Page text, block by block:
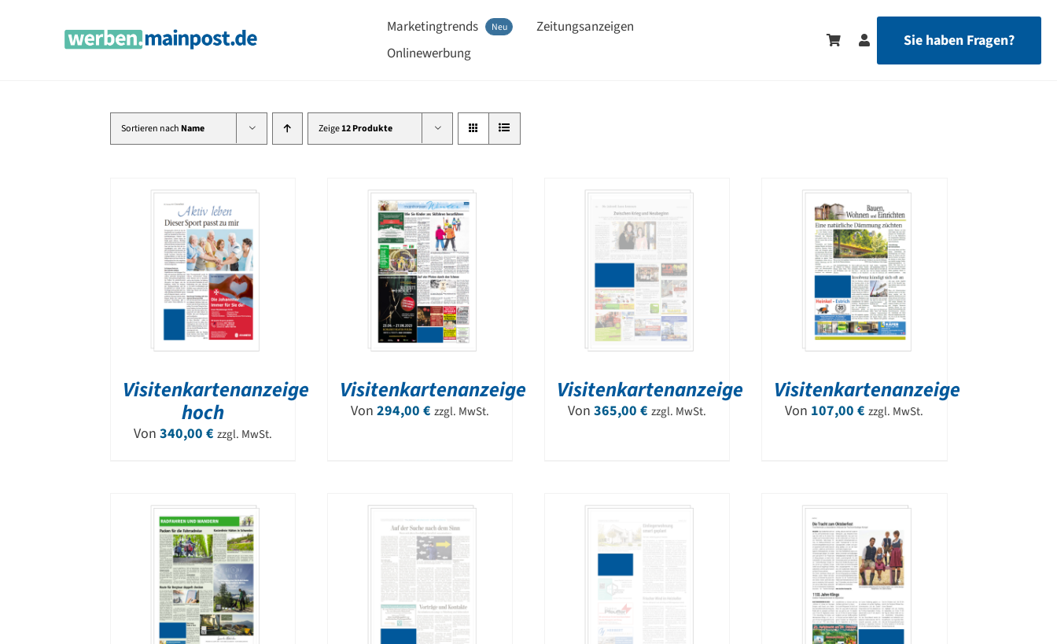
Marketingtrends Neu
Zeitungsanzeigen
Onlinewerbung
Sie haben Fragen?
Sortieren nach Name Zeige12 Produkte
Visitenkartenanzeige
hoch
Von 340,00 € zzgl. MwSt.
Visitenkartenanzeige
Von 294,00 € zzgl. MwSt.
Visitenkartenanzeige
Von 365,00€ zzgl. MwSt.
Visitenkartenanzeige
Von 107,00€ zzgl. MwSt.